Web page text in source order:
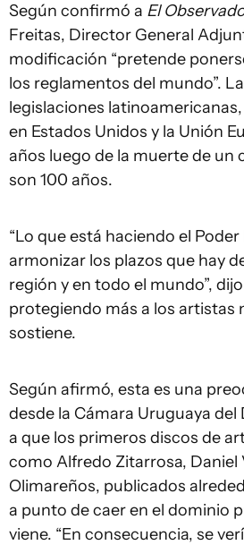
Según confirmó a El
Freitas, Director General
modificación “pretende
los reglamentos del mundo”.
legislaciones
en Estados Unidos y la Unión
años luego de la muerte de un
son 100 años.
“Lo que está haciendo el
armonizar los plazos que hay
región y en todo el mundo”,
protegiendo más a los artistas
sostiene.
Según afirmó, esta es una
desde la Cámara Uruguaya del
a que los primeros discos de
como Alfredo Zitarrosa, Daniel
Olimareños, publicados
a punto de caer en el dominio
viene. “En consecuencia, se